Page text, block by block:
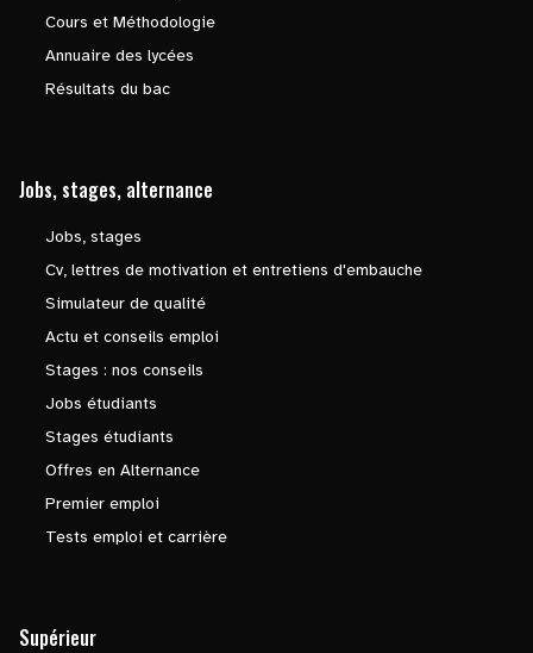
Cours et Méthodologie
Annuaire des lycées
Résultats du bac
Jobs, stages, alternance
Jobs, stages
Cv, lettres de motivation et entretiens d'embauche
Simulateur de qualité
Actu et conseils emploi
Stages : nos conseils
Jobs étudiants
Stages étudiants
Offres en Alternance
Premier emploi
Tests emploi et carrière
Supérieur